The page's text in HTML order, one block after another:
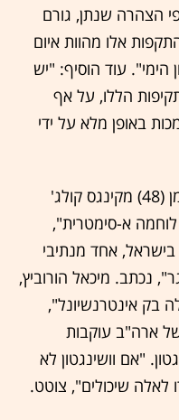
הצהרה שנתן, גורם
אלו מהוות איום
הימי". עוד הוסיף: "יש
הללו, על אף
באופן מלא על ידי
צוטט גם מומחה לביטחון פיטר נוימן (48) מקינגס קולג'
לוחמה א-סימטרית",
אחד מנתיבי
נכתב. מיכאל הורוביץ,
בק אינטרנשיונל",
ארה"ב עוקבות
"אם וושינגטון לא
לאלה שיכולים", צוטט.